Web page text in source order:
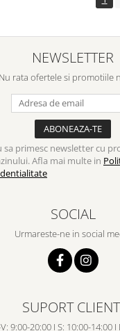
NEWSLETTER
Nu rata ofertele si promotiile
sa primesc newsletter cu
Afla mai multe in
SOCIAL
Urmareste-ne in social
SUPORT
9:00-20:00 I S: 10:00-14:00